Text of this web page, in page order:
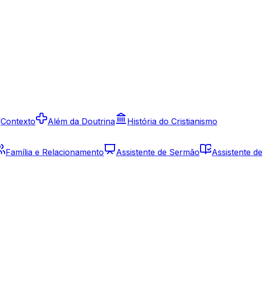
Contexto Além da Doutrina História do Cristianismo
Família e Relacionamento Assistente de Sermão
Assistente de